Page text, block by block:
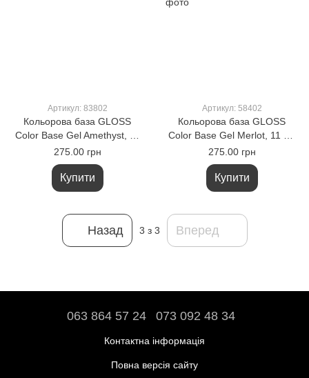
Артикул: 83802
Кольорова база GLOSS
Color Base Gel Amethyst, 11
мл (пурпуровий)
275.00 грн
Купити
Артикул: 58402
Кольорова база GLOSS
Color Base Gel Merlot, 11 мл
(пурпурово-бордовий)
275.00 грн
Купити
Назад 3 з 3 Вперед
063 864 57 24 073 092 48 34
Контактна інформація
Повна версія сайту